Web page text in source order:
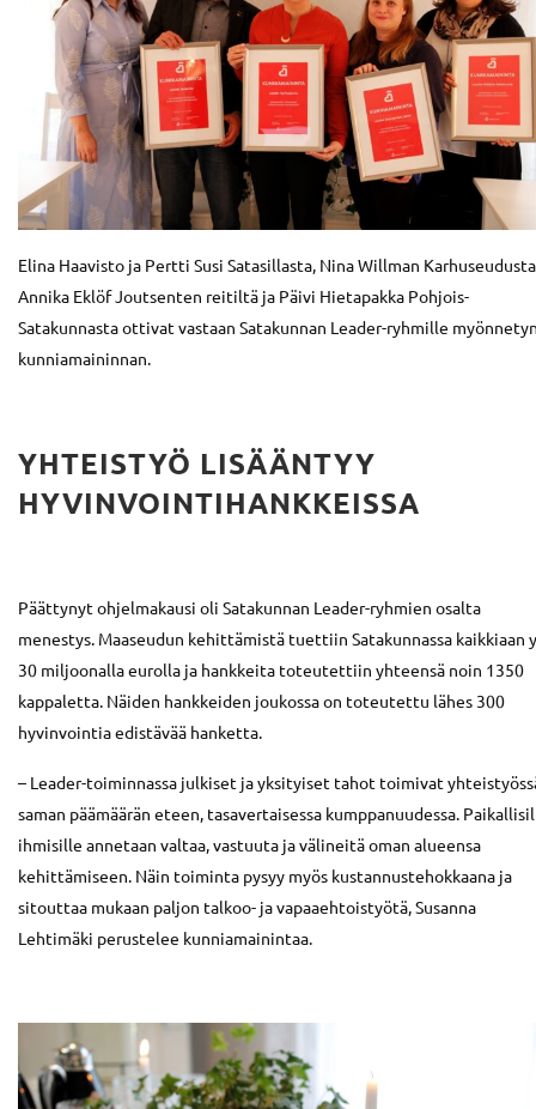
Elina Haavisto ja Pertti Susi Satasillasta, Nina Willman
Annika Eklöf Joutsenten reitiltä ja Päivi Hietapakka Pohjois-
Satakunnasta ottivat vastaan Satakunnan Leader-ryhmille
kunniamaininnan.
YHTEISTYÖ LISÄÄNTYY
HYVINVOINTIHANKKEISSA
Päättynyt ohjelmakausi oli Satakunnan Leader-ryhmien osalta
menestys. Maaseudun kehittämistä tuettiin Satakunnassa kaikkiaan
30 miljoonalla eurolla ja hankkeita toteutettiin yhteensä noin 1350
kappaletta. Näiden hankkeiden joukossa on toteutettu lähes 300
hyvinvointia edistävää hanketta.
– Leader-toiminnassa julkiset ja yksityiset tahot toimivat
saman päämäärän eteen, tasavertaisessa kumppanuudessa.
ihmisille annetaan valtaa, vastuuta ja välineitä oman alueensa
kehittämiseen. Näin toiminta pysyy myös kustannustehokkaana ja
sitouttaa mukaan paljon talkoo- ja vapaaehtoistyötä, Susanna
Lehtimäki perustelee kunniamainintaa.